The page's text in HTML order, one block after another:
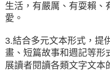
生活，有嚴厲、有耍賴、
愛。
3.結合多元文本形式，提
畫、短篇故事和週記等形
展讀者閱讀各類文字文本